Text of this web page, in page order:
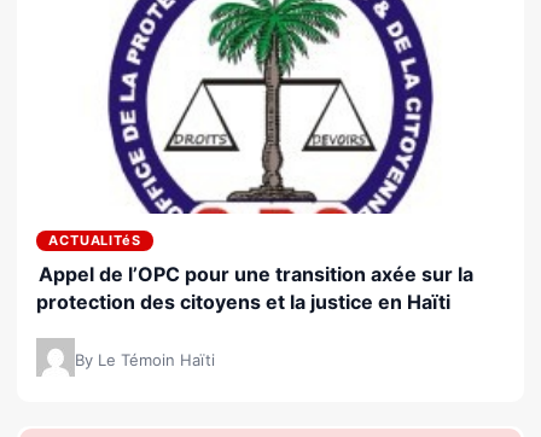
ACTUALITéS
Appel de l’OPC pour une transition axée sur la
protection des citoyens et la justice en Haïti
By Le Témoin Haïti